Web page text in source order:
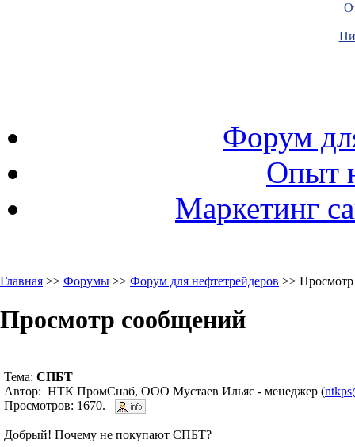
Форум
Опыт
Маркетинг
Главная >> Форумы >> Форум для нефтетрейдеров >>
Просмотр сообщений
Тема: СПБТ
Автор: НТК ПромСнаб, ООО Мустаев Ильяс - менеджер (
Просмотров: 1670.
Добрый! Почему не покупают СПБТ?